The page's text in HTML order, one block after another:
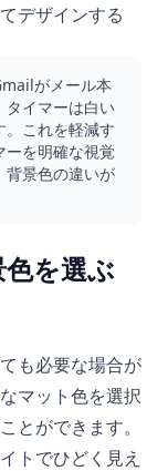
デザインする
がメール本
タイマーは白い
。これを軽減す
ーを明確な視覚
背景色の違いが
を選ぶ
も必要な場合が
マット色を選択
とができます。
トでひどく見え